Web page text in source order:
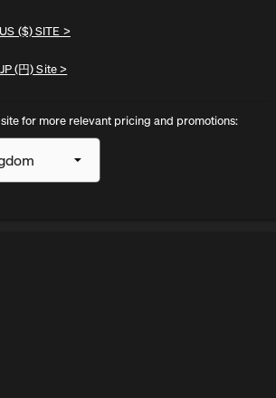
($) SITE >
(円) Site >
for more relevant pricing and promotions: